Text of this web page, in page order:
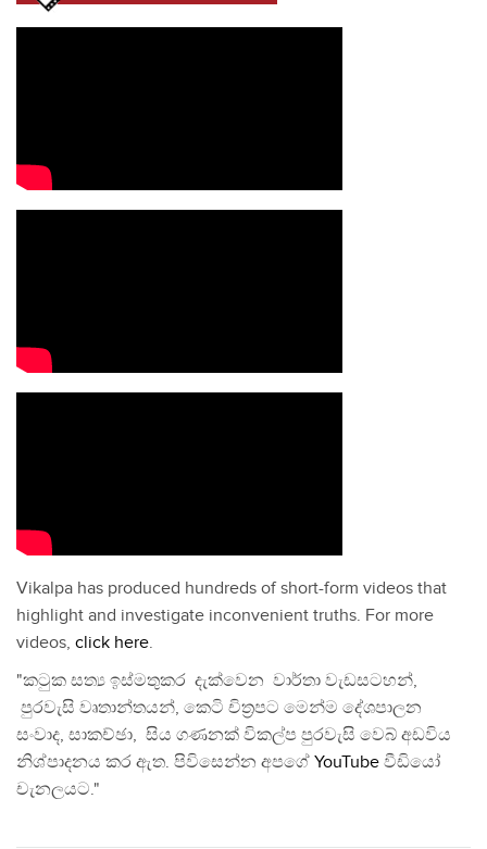
Vikalpa has produced hundreds of short-form videos that
highlight and investigate inconvenient truths. For more
videos, click here.
"කටුක සත්‍ය ඉස්මතුකර දැක්වෙන වාර්තා වැඩසටහන්,
පුරවැසි වෘතාන්තයන්, කෙටි චිත්‍රපට මෙන්ම දේශපාලන
සංවාද, සාකච්ඡා, සිය ගණනක් විකල්ප පුරවැසි වෙබ් අඩවිය
නිශ්පාදනය කර ඇත. පිවිසෙන්න අපගේ YouTube වීඩියෝ
චැනලයට."